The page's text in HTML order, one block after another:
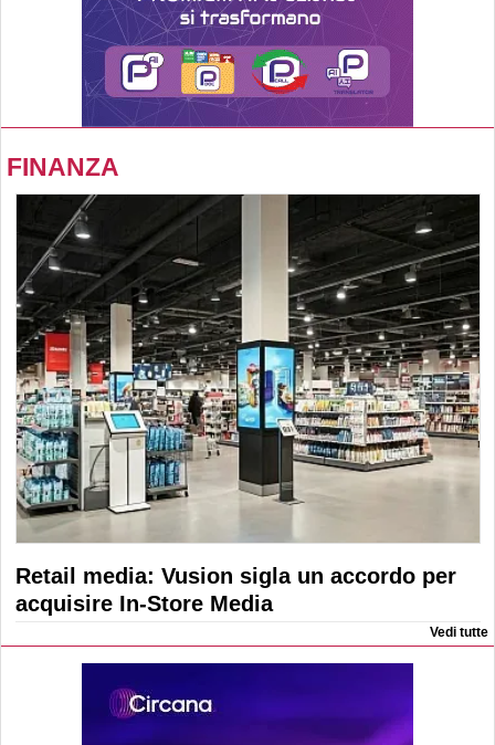
FINANZA
Retail media: Vusion sigla un accordo per
acquisire In-Store Media
Vedi tutte